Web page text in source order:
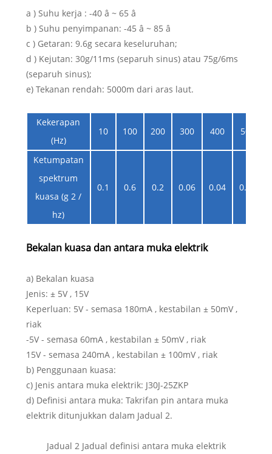
a ) Suhu kerja : -40 â ~ 65 â
b ) Suhu penyimpanan: -45 â ~ 85 â
c ) Getaran: 9.6g secara keseluruhan;
d ) Kejutan: 30g/11ms (separuh sinus) atau 75g/6ms
(separuh sinus);
e) Tekanan rendah: 5000m dari aras laut.
Kekerapan
(Hz)
10 100 200 300 400 500
Ketumpatan
spektrum
kuasa (g 2 /
hz)
0.1 0.6 0.2 0.06 0.04 0.02
Bekalan kuasa dan antara muka elektrik
a) Bekalan kuasa
Jenis: ± 5V , 15V
Keperluan: 5V - semasa 180mA , kestabilan ± 50mV ,
riak
-5V - semasa 60mA , kestabilan ± 50mV , riak
15V - semasa 240mA , kestabilan ± 100mV , riak
b) Penggunaan kuasa:
c) Jenis antara muka elektrik: J30J-25ZKP
d) Definisi antara muka: Takrifan pin antara muka
elektrik ditunjukkan dalam Jadual 2.
Jadual 2 Jadual definisi antara muka elektrik